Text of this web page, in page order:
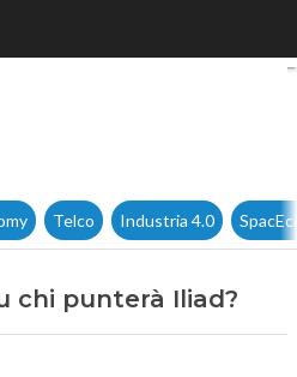
o WindTre: su chi
Telco Industria 4.0
chi punterà Iliad?